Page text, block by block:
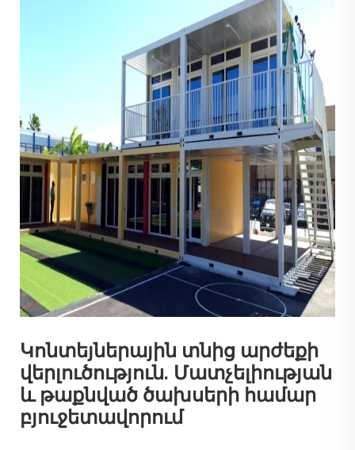
Կոնտեյներային տնից արժեքի
վերլուծություն. Մատչելիության
և թաքնված ծախսերի համար
բյուջետավորում